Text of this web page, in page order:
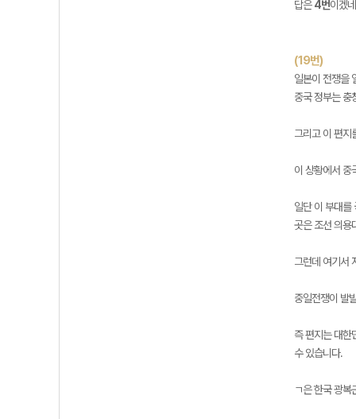
답은4번이겠
(19번)
일본이 전쟁을
중국 정부는 충
그리고 이 편지
이 상황에서 중
일단 이 부대를
곳은 조선 의용
그런데 여기서
중일전쟁이 발
즉 편지는 대한
수 있습니다.
ㄱ은 한국 광